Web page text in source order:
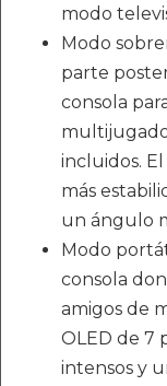
modo
Modo
parte
consola
incluidos.
más
un ángulo
Modo
consola
amigos de
OLED de 7
intensos y